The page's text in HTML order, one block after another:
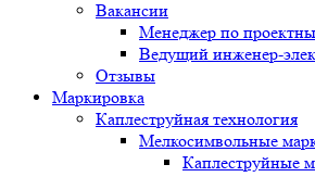
Вакансии
Менеджер по
Ведущий инженер-
Отзывы
Маркировка
Каплеструйная технология
Мелкосимвольные
Каплеструйные